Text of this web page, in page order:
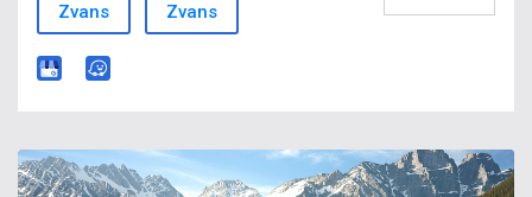
Zvans Zvans